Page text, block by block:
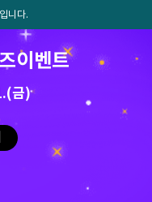
니다.
이벤트
금)